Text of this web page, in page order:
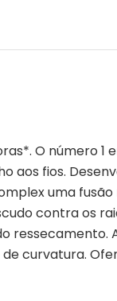
O número 1
aos fios.
uma
contra os
ressecamento.
curvatura.